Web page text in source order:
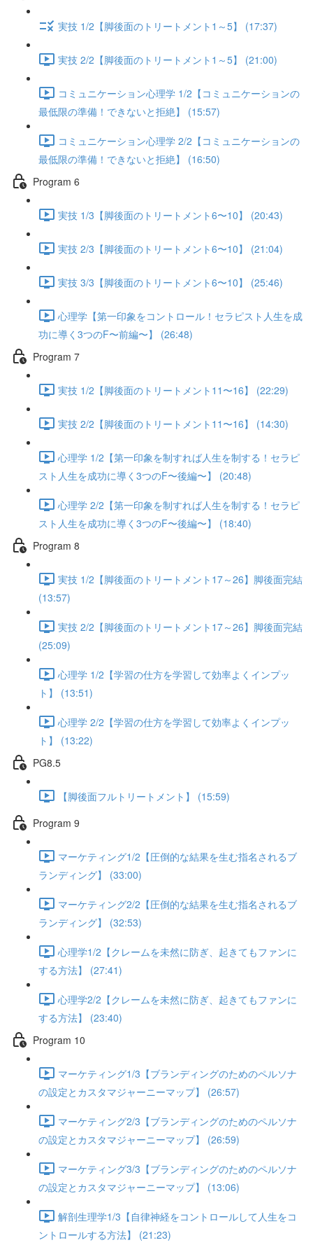
実技 1/2【脚後面のトリートメント1～5】 (17:37)
実技 2/2【脚後面のトリートメント1～5】 (21:00)
コミュニケーション心理学 1/2【コミュニケーションの
最低限の準備！できないと拒絶】 (15:57)
コミュニケーション心理学 2/2【コミュニケーションの
最低限の準備！できないと拒絶】 (16:50)
Program 6
実技 1/3【脚後面のトリートメント6〜10】 (20:43)
実技 2/3【脚後面のトリートメント6〜10】 (21:04)
実技 3/3【脚後面のトリートメント6〜10】 (25:46)
心理学【第一印象をコントロール！セラピスト人生を成
功に導く3つのF〜前編〜】 (26:48)
Program 7
実技 1/2【脚後面のトリートメント11〜16】 (22:29)
実技 2/2【脚後面のトリートメント11〜16】 (14:30)
心理学 1/2【第一印象を制すれば人生を制する！セラピ
スト人生を成功に導く3つのF〜後編〜】 (20:48)
心理学 2/2【第一印象を制すれば人生を制する！セラピ
スト人生を成功に導く3つのF〜後編〜】 (18:40)
Program 8
実技 1/2【脚後面のトリートメント17～26】脚後面完結
(13:57)
実技 2/2【脚後面のトリートメント17～26】脚後面完結
(25:09)
心理学 1/2【学習の仕方を学習して効率よくインプッ
ト】 (13:51)
心理学 2/2【学習の仕方を学習して効率よくインプッ
ト】 (13:22)
PG8.5
【脚後面フルトリートメント】 (15:59)
Program 9
マーケティング1/2【圧倒的な結果を生む指名されるブ
ランディング】 (33:00)
マーケティング2/2【圧倒的な結果を生む指名されるブ
ランディング】 (32:53)
心理学1/2【クレームを未然に防ぎ、起きてもファンに
する方法】 (27:41)
心理学2/2【クレームを未然に防ぎ、起きてもファンに
する方法】 (23:40)
Program 10
マーケティング1/3【ブランディングのためのペルソナ
の設定とカスタマジャーニーマップ】 (26:57)
マーケティング2/3【ブランディングのためのペルソナ
の設定とカスタマジャーニーマップ】 (26:59)
マーケティング3/3【ブランディングのためのペルソナ
の設定とカスタマジャーニーマップ】 (13:06)
解剖生理学1/3【自律神経をコントロールして人生をコ
ントロールする方法】 (21:23)